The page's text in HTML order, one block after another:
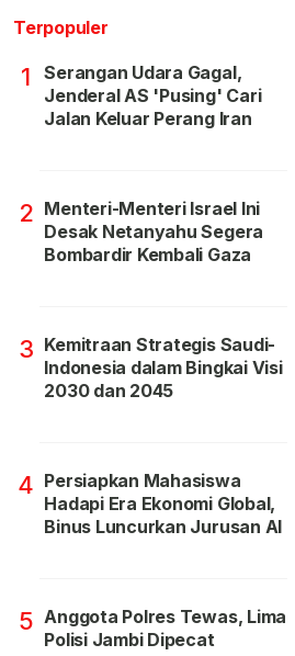
Terpopuler
1
Serangan Udara Gagal,
Jenderal AS 'Pusing' Cari
Jalan Keluar Perang Iran
2 Menteri-Menteri Israel Ini
Desak Netanyahu Segera
Bombardir Kembali Gaza
3 Kemitraan Strategis Saudi-
Indonesia dalam Bingkai Visi
2030 dan 2045
4 Persiapkan Mahasiswa
Hadapi Era Ekonomi Global,
Binus Luncurkan Jurusan AI
5 Anggota Polres Tewas, Lima
Polisi Jambi Dipecat